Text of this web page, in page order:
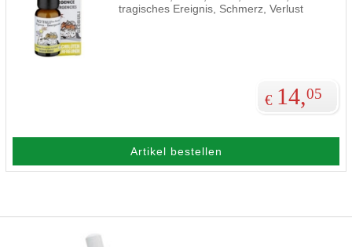
tragisches Ereignis, Schmerz, Verlust
€ 14,05
Artikel bestellen